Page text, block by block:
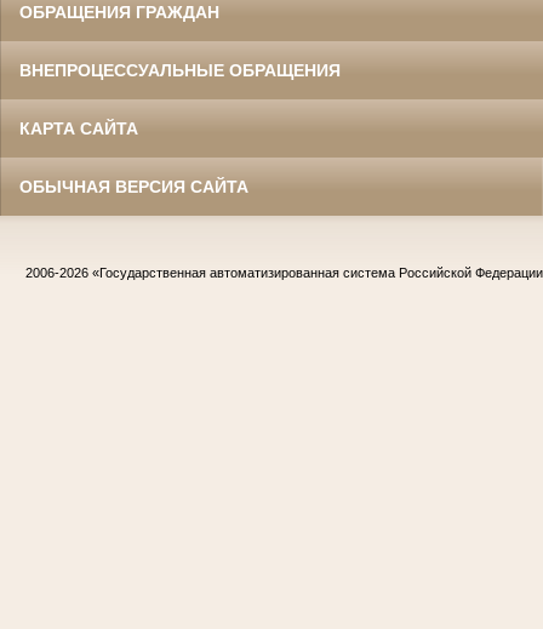
ОБРАЩЕНИЯ ГРАЖДАН
ВНЕПРОЦЕССУАЛЬНЫЕ ОБРАЩЕНИЯ
КАРТА САЙТА
ОБЫЧНАЯ ВЕРСИЯ САЙТА
2006-2026 «Государственная автоматизированная система Российской